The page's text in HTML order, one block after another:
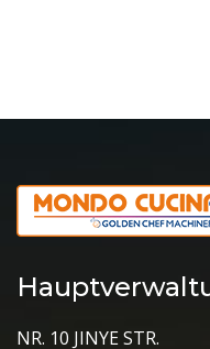
NR. 10 JINYE STR.